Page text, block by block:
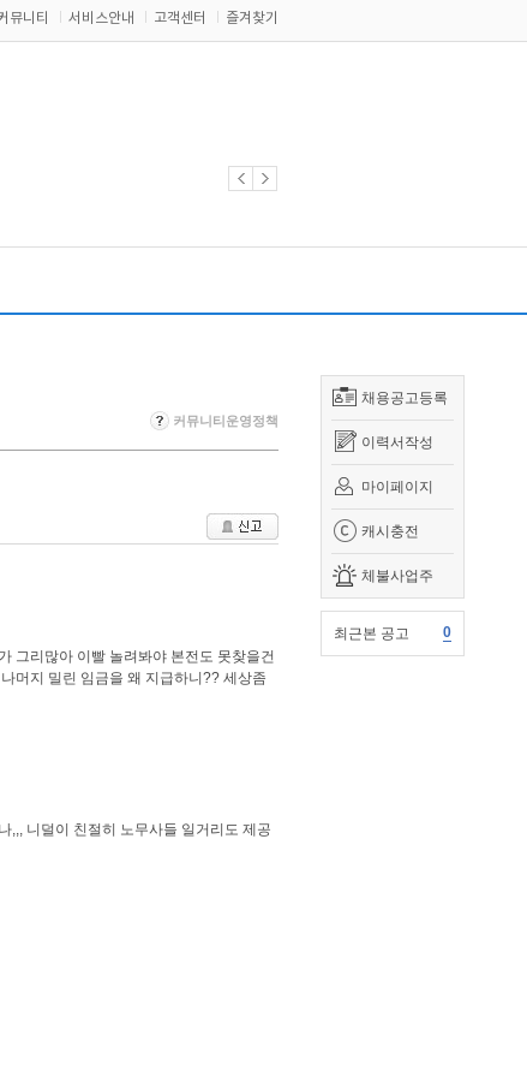
뮤니티 서비스안내 고객센터 즐겨찾기
채용공고등록
이력서작성
마이페이지
캐시충전
체불사업주
최근본 공고 0
커뮤니티운영정책
그리많아 이빨 놀려봐야 본전도 못찾을건
머지 밀린 임금을 왜 지급하니?? 세상좀
,,, 니덜이 친절히 노무사들 일거리도 제공